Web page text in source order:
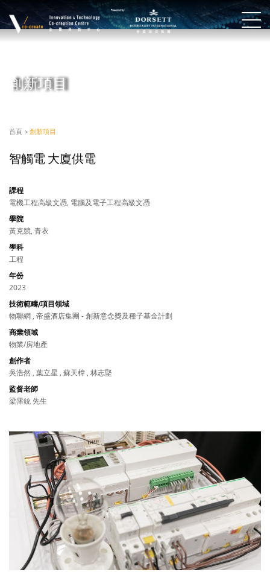
創新項目
首頁 > 創新項目
智觸電 大廈供電
課程
電機工程高級文憑, 電腦及電子工程高級文憑
學院
黃克競, 青衣
學科
工程
年份
2023
技術範疇/項目領域
物聯網 , 帝盛酒店集團 - 創新意念獎及種子基金計劃
商業領域
物業/房地產
創作者
吳浩然 , 葉立星 , 蘇天椲 , 林志堅
監督老師
梁霈銃 先生